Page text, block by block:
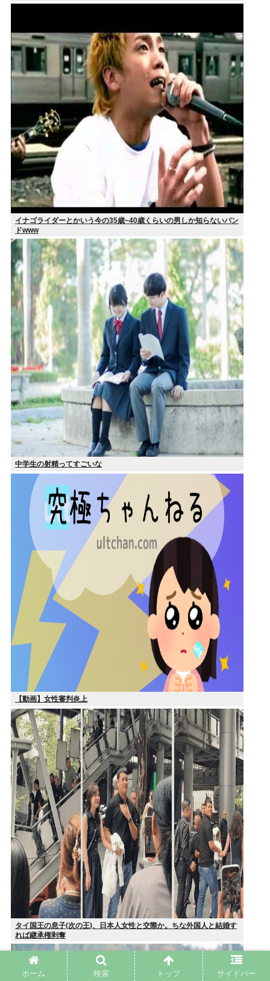
イナゴライダーとかいう今の35歳~40歳くらいの男しか知らないバン
ドwww
中学生の射精ってすごいな
【動画】女性審判炎上
タイ国王の息子(次の王)、日本人女性と交際か。ちな外国人と結婚す
れば継承権剥奪
ホーム 検索 トップ サイドバー